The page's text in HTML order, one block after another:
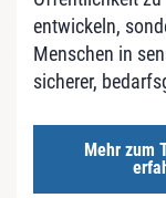
entwickeln,
Menschen in
sicherer,
Mehr zum